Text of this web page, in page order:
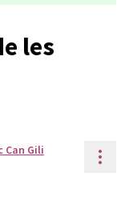
les
Can Gili